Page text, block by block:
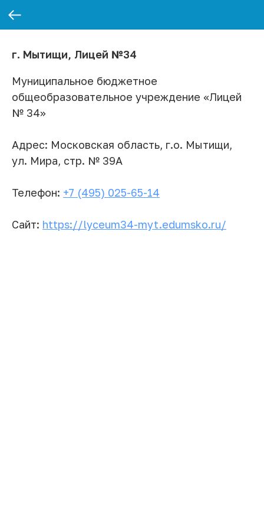
г. Мытищи, Лицей №34
Муниципальное бюджетное
общеобразовательное учреждение «Лицей
№ 34»
Адрес: Московская область, г.о. Мытищи,
ул. Мира, стр. № 39А
Телефон: +7 (495) 025-65-14
Сайт: https://lyceum34-myt.edumsko.ru/